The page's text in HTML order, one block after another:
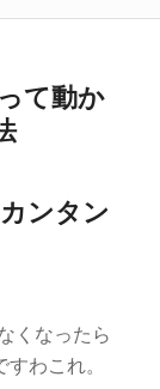
て動か
ンタン
くなったら
わこれ。